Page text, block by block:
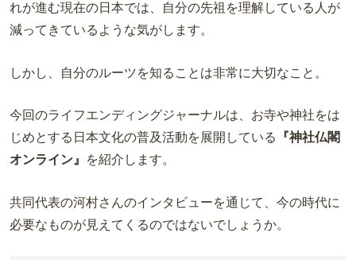
れが進む現在の日本では、自分の先祖を理解している人が
減ってきているような気がします。
しかし、自分のルーツを知ることは非常に大切なこと。
今回のライフエンディングジャーナルは、お寺や神社をは
じめとする日本文化の普及活動を展開している
『神社仏閣
オンライン』
を紹介します。
共同代表の河村さんのインタビューを通じて、今の時代に
必要なものが見えてくるのではないでしょうか。